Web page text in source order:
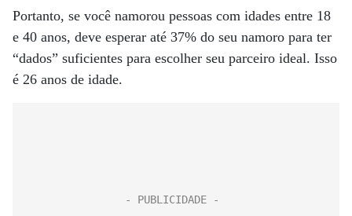
Portanto, se você namorou pessoas com idades entre 18
e 40 anos, deve esperar até 37% do seu namoro para ter
“dados” suficientes para escolher seu parceiro ideal. Isso
é 26 anos de idade.